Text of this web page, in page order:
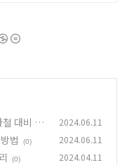
대비 방
2024.06.11
법 (0) 2024.06.11
(0) 2024.04.11